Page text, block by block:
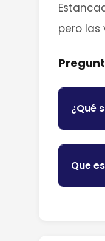
pero las
¿Qué
Que